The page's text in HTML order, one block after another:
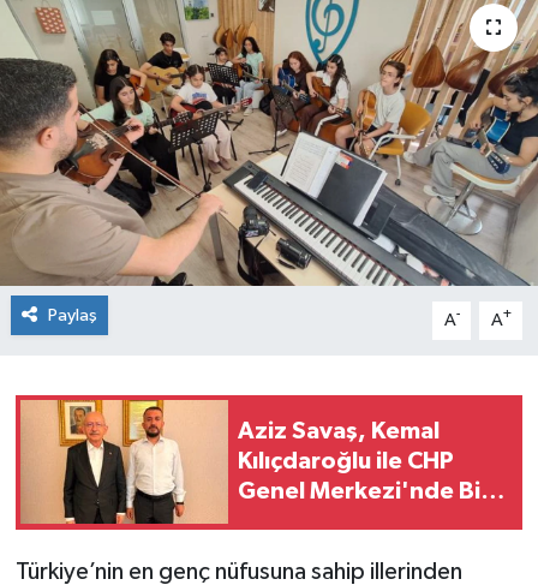
Paylaş A- A+
Aziz Savaş, Kemal
Kılıçdaroğlu ile CHP
Genel Merkezi'nde Bir
Türkiye’nin en genç nüfusuna sahip illerinden